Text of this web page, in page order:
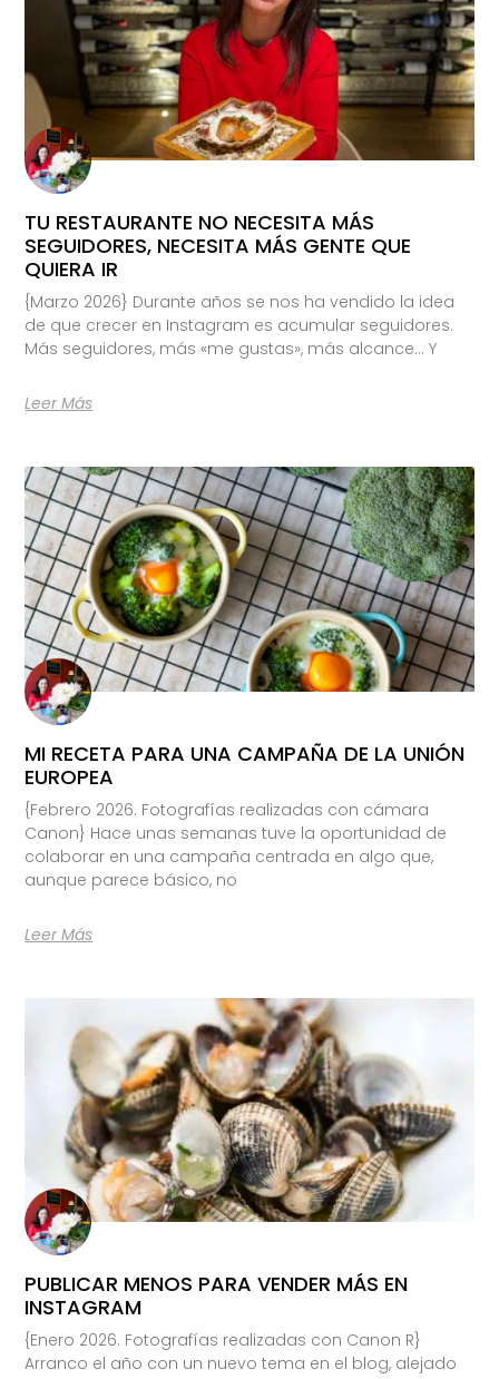
TU RESTAURANTE NO NECESITA MÁS
SEGUIDORES, NECESITA MÁS GENTE QUE
QUIERA IR
{Marzo 2026} Durante años se nos ha vendido la idea
de que crecer en Instagram es acumular seguidores.
Más seguidores, más «me gustas», más alcance… Y
Leer Más
MI RECETA PARA UNA CAMPAÑA DE LA UNIÓN
EUROPEA
{Febrero 2026. Fotografías realizadas con cámara
Canon} Hace unas semanas tuve la oportunidad de
colaborar en una campaña centrada en algo que,
aunque parece básico, no
Leer Más
PUBLICAR MENOS PARA VENDER MÁS EN
INSTAGRAM
{Enero 2026. Fotografías realizadas con Canon R}
Arranco el año con un nuevo tema en el blog, alejado